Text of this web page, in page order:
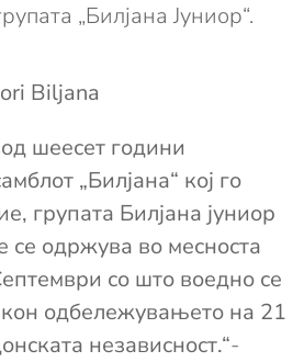
„Билјана Јуниор“.
шеесет години
„Билјана“ кој го
групата Билјана јуниор
се одржува во месноста
со што воедно се
одбележувањето на 21
независност.“-